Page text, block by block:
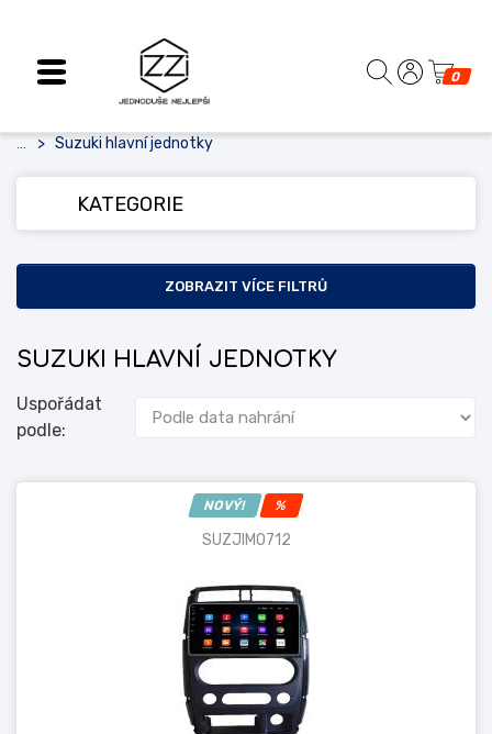
0
Suzuki hlavní jednotky
KATEGORIE
ZOBRAZIT VÍCE FILTRŮ
SUZUKI HLAVNÍ JEDNOTKY
Uspořádat
podle:
NOVÝ! %
SUZJIM0712